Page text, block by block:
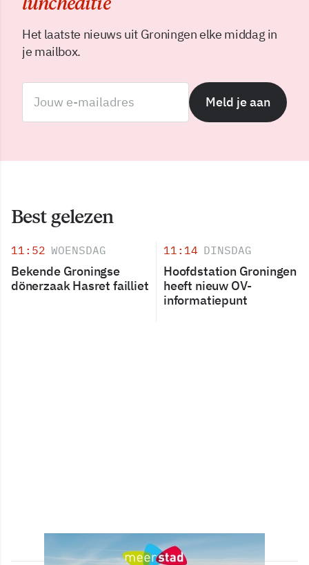
Het laatste nieuws uit Groningen elke middag in
je mailbox.
Meld je aan
Best gelezen
11:52 WOENSDAG
Bekende Groningse
dönerzaak Hasret failliet
11:14 DINSDAG
Hoofdstation Groningen
heeft nieuw OV-
informatiepunt